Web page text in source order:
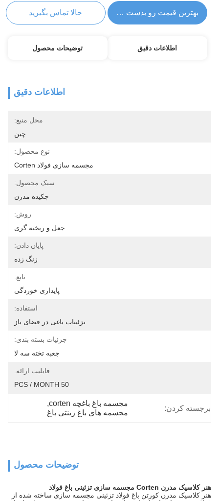
بهترین قیمت رو بدست بیار حالا تماس بگیرید
اطلاعات دقیق توضیحات محصول
اطلاعات دقیق
محل منبع:
چين
نوع محصول:
مجسمه سازی فولاد Corten
سبک محصول:
چکیده مدرن
روش:
جعل و ریخته گری
پایان دادن:
زنگ زده
تابع:
پایداری خوردگی
استفاده:
تزئینات باغی در فضای باز
جزئیات بسته بندی:
جعبه تخته سه لا
قابلیت ارائه:
50 PCS / MONTH
برجسته کردن:
مجسمه باغ باغچه corten
,
مجسمه های باغ زینتی باغ
توضیحات محصول
هنر کلاسیک مدرن Corten مجسمه سازی تزئینی باغ فولاد
هنر کلاسیک مدرن کورتن باغ فولاد تزئینی مجسمه سازی ساخته شده از